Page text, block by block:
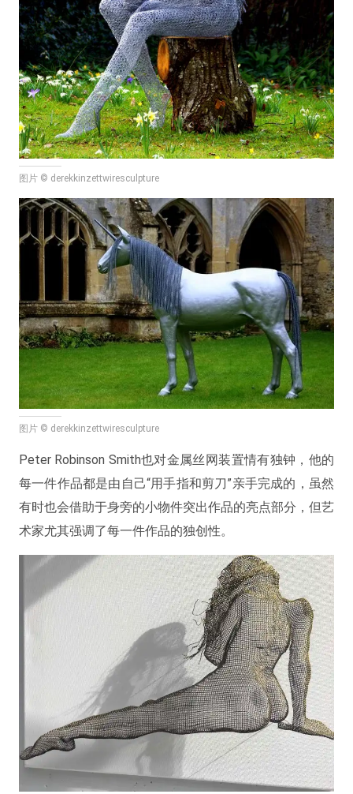
图片 © derekkinzettwiresculpture
图片 © derekkinzettwiresculpture
Peter Robinson Smith也对金属丝网装置情有独钟，他的
每一件作品都是由自己“用手指和剪刀”亲手完成的，虽然
有时也会借助于身旁的小物件突出作品的亮点部分，但艺
术家尤其强调了每一件作品的独创性。